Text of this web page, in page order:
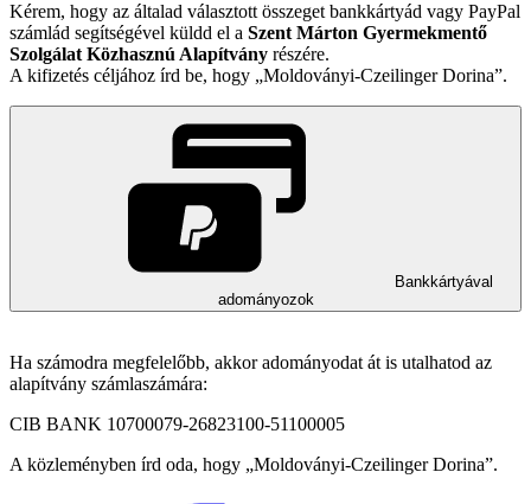
Kérem, hogy az általad választott összeget bankkártyád vagy PayPal
számlád segítségével küldd el a Szent Márton Gyermekmentő
Szolgálat Közhasznú Alapítvány részére.
A kifizetés céljához írd be, hogy
Moldoványi-Czeilinger Dorina .
Bankkártyával
adományozok
Ha számodra megfelelőbb, akkor adományodat át is utalhatod az
alapítvány számlaszámára:
CIB BANK 10700079-26823100-51100005
A közleményben írd oda, hogy
Moldoványi-Czeilinger Dorina .